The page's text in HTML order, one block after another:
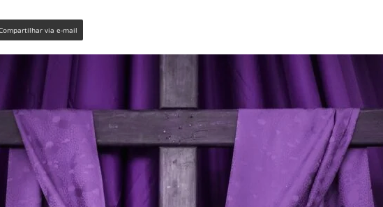
via e-mail